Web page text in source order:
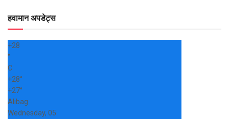
हवामान अपडेट्स
+28
°
C
+28°
+27°
Alibag
Wednesday, 05